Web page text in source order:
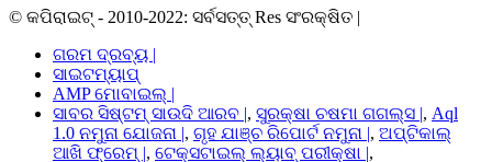
© କପିରାଇଟ୍ - 2010-2022: ସର୍ବସତ୍ତ୍ Res ସଂରକ୍ଷିତ |
ଗରମ ଦ୍ରବ୍ୟ |
ସାଇଟମ୍ୟାପ୍
AMP ମୋବାଇଲ୍ |
ସାବର ସିଷ୍ଟମ୍ ସାଉଦି ଆରବ |, ସୁରକ୍ଷା ଚଷମା ଗଗଲ୍ସ |, Aql
1.0 ନମୁନା ଯୋଜନା |, ଗୃହ ଯାଞ୍ଚ ରିପୋର୍ଟ ନମୁନା |, ଅପ୍ଟିକାଲ୍
ଆଖି ଫ୍ରେମ୍ |, ଟେକ୍ସଟାଇଲ୍ ଲ୍ୟାବ୍ ପରୀକ୍ଷା |,